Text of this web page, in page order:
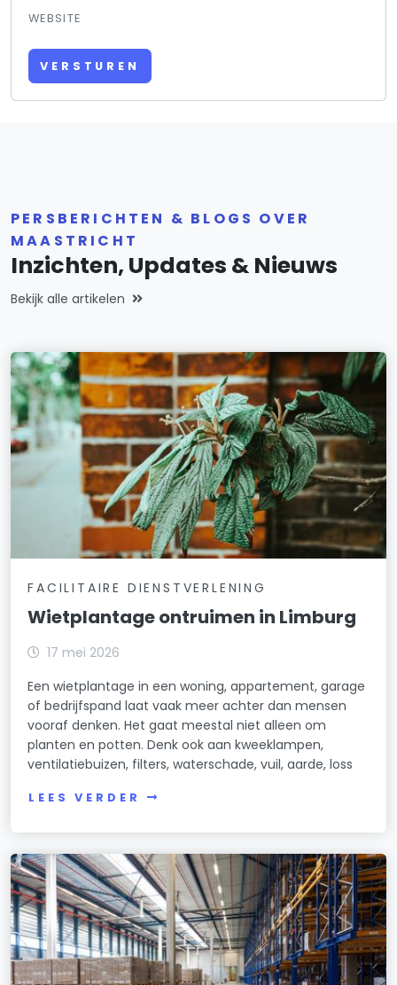
WEBSITE
VERSTUREN
PERSBERICHTEN & BLOGS OVER
MAASTRICHT
Inzichten, Updates & Nieuws
Bekijk alle artikelen
FACILITAIRE DIENSTVERLENING
Wietplantage ontruimen in Limburg
17 mei 2026
Een wietplantage in een woning, appartement, garage
of bedrijfspand laat vaak meer achter dan mensen
vooraf denken. Het gaat meestal niet alleen om
planten en potten. Denk ook aan kweeklampen,
ventilatiebuizen, filters, waterschade, vuil, aarde, loss
LEES VERDER